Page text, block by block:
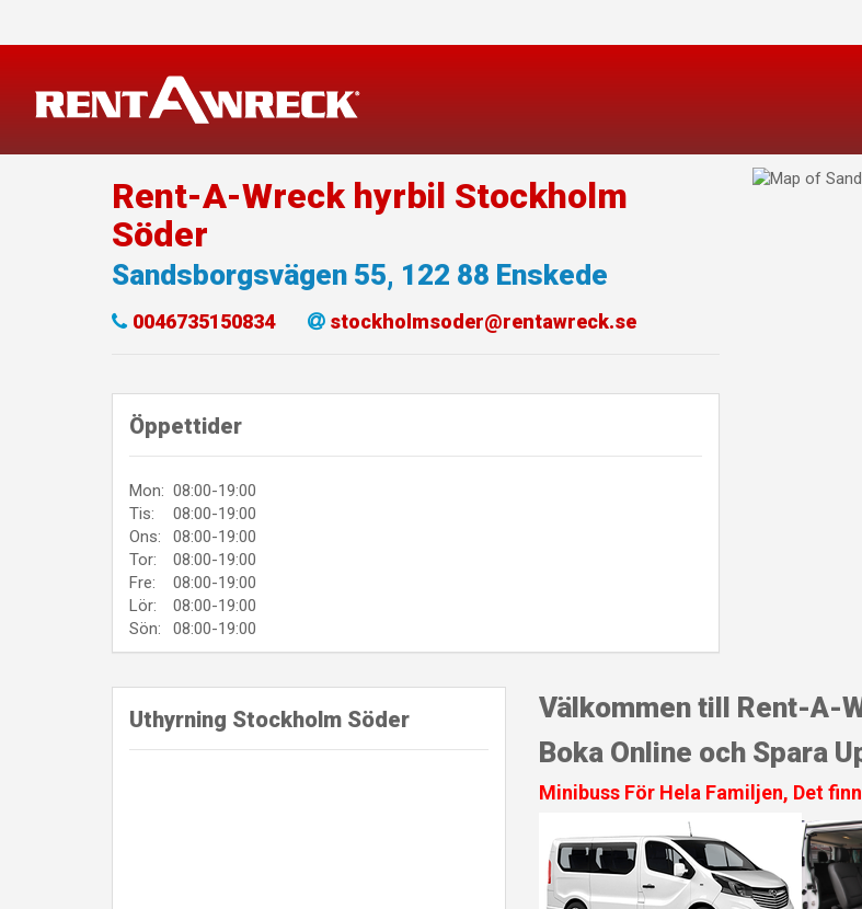
Rent-A-Wreck hyrbil Stockholm
Söder
Sandsborgsvägen 55, 122 88 Enskede
0046735150834 stockholmsoder@rentawreck.se
Öppettider
Mon: 08:00-19:00
Tis:
08:00-19:00
Ons:
08:00-19:00
Tor:
08:00-19:00
Fre:
08:00-19:00
Lör:
08:00-19:00
Sön:
08:00-19:00
Uthyrning Stockholm Söder
Välkommen till Rent-A-
Boka Online och Spara
Minibuss För Hela Familjen, Det